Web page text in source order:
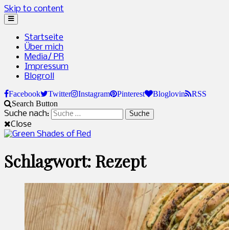
Skip to content
Startseite
Über mich
Media/ PR
Impressum
Blogroll
Facebook Twitter Instagram Pinterest Bloglovin
RSS
Search Button
Suche nach:
Close
Green Shades of Red
Naturkosmetik und grünes Leben
Schlagwort: Rezept